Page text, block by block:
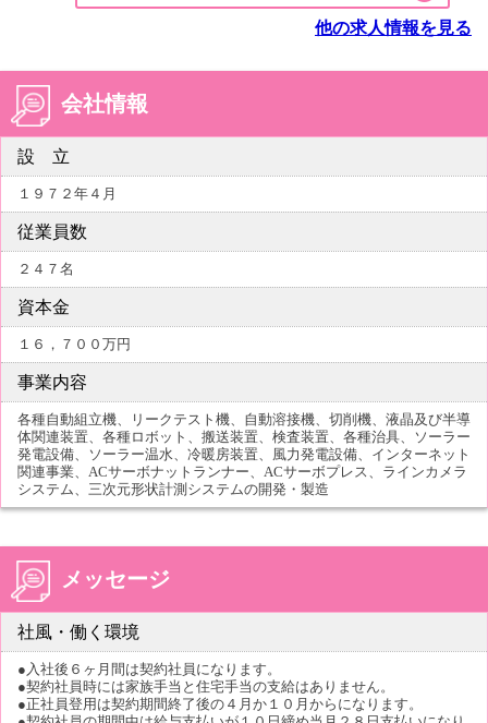
他の求人情報を見る
会社情報
設 立
１９７２年４月
従業員数
２４７名
資本金
１６，７００万円
事業内容
各種自動組立機、リークテスト機、自動溶接機、切削機、液晶及び半導
体関連装置、各種ロボット、搬送装置、検査装置、各種治具、ソーラー
発電設備、ソーラー温水、冷暖房装置、風力発電設備、インターネット
関連事業、ACサーボナットランナー、ACサーボプレス、ラインカメラ
システム、三次元形状計測システムの開発・製造
メッセージ
社風・働く環境
●入社後６ヶ月間は契約社員になります。
●契約社員時には家族手当と住宅手当の支給はありません。
●正社員登用は契約期間終了後の４月か１０月からになります。